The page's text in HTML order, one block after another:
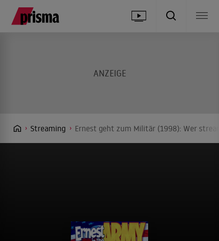
Streaming Ernest geht zum Militär (1998): Wer